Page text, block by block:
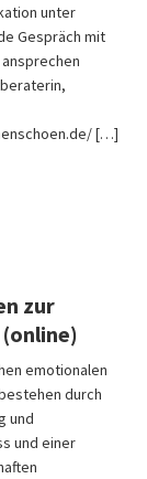
unter
Gespräch mit
[…]
zur
emotionalen
durch
und
und einer